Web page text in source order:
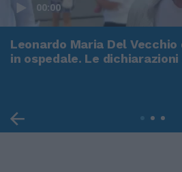
00:00
Leonardo Maria Del
in ospedale. Le